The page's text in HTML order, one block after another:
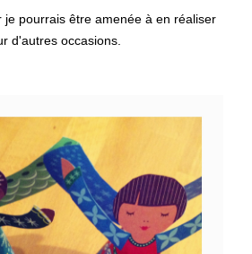
je pourrais être amenée à en réaliser
d'autres occasions.